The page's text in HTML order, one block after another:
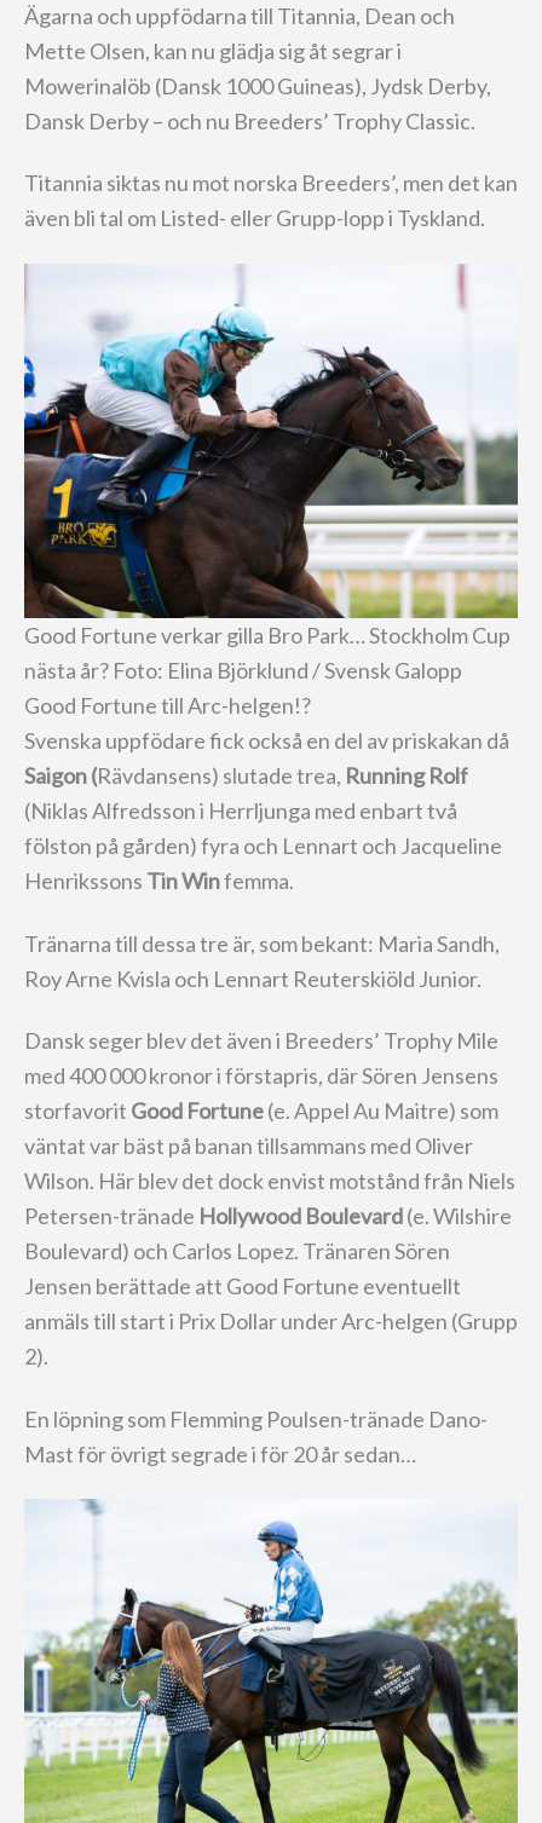
Ägarna och uppfödarna till Titannia, Dean och
Mette Olsen, kan nu glädja sig åt segrar i
Mowerinalöb (Dansk 1000 Guineas), Jydsk Derby,
Dansk Derby – och nu Breeders’ Trophy Classic.
Titannia siktas nu mot norska Breeders’, men det kan
även bli tal om Listed- eller Grupp-lopp i Tyskland.
Good Fortune verkar gilla Bro Park… Stockholm Cup
nästa år? Foto: Elina Björklund / Svensk Galopp
Good Fortune till Arc-helgen!?
Svenska uppfödare fick också en del av priskakan då
Saigon (Rävdansens) slutade trea, Running Rolf
(Niklas Alfredsson i Herrljunga med enbart två
fölston på gården) fyra och Lennart och Jacqueline
Henrikssons Tin Winfemma.
Tränarna till dessa tre är, som bekant: Maria Sandh,
Roy Arne Kvisla och Lennart Reuterskiöld Junior.
Dansk seger blev det även i Breeders’ Trophy Mile
med 400 000 kronor i förstapris, där Sören Jensens
storfavorit Good Fortune(e. Appel Au Maitre) som
väntat var bäst på banan tillsammans med Oliver
Wilson. Här blev det dock envist motstånd från Niels
Petersen-tränade Hollywood Boulevard(e. Wilshire
Boulevard) och Carlos Lopez. Tränaren Sören
Jensen berättade att Good Fortune eventuellt
anmäls till start i Prix Dollar under Arc-helgen (Grupp
2).
En löpning som Flemming Poulsen-tränade Dano-
Mast för övrigt segrade i för 20 år sedan…